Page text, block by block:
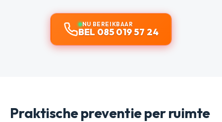
NU BEREIKBAAR
BEL 085 019 57 24
Praktische preventie per ruimte